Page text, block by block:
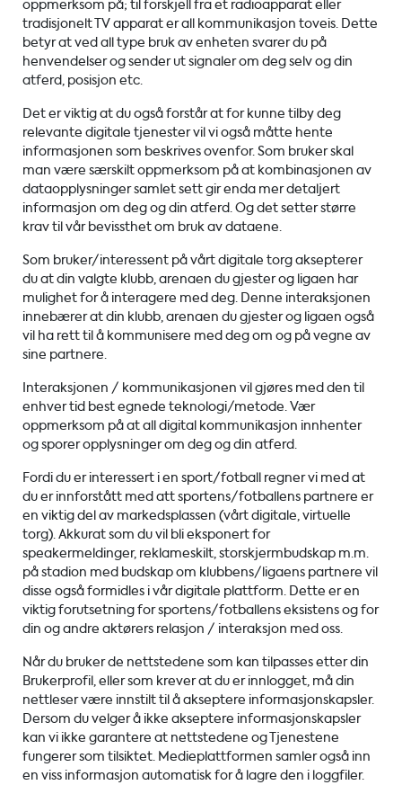
oppmerksom på; til forskjell fra et radioapparat eller
tradisjonelt TV apparat er all kommunikasjon toveis. Dette
betyr at ved all type bruk av enheten svarer du på
henvendelser og sender ut signaler om deg selv og din
atferd, posisjon etc.
Det er viktig at du også forstår at for kunne tilby deg
relevante digitale tjenester vil vi også måtte hente
informasjonen som beskrives ovenfor. Som bruker skal
man være særskilt oppmerksom på at kombinasjonen av
dataopplysninger samlet sett gir enda mer detaljert
informasjon om deg og din atferd. Og det setter større
krav til vår bevissthet om bruk av dataene.
Som bruker/interessent på vårt digitale torg aksepterer
du at din valgte klubb, arenaen du gjester og ligaen har
mulighet for å interagere med deg. Denne interaksjonen
innebærer at din klubb, arenaen du gjester og ligaen også
vil ha rett til å kommunisere med deg om og på vegne av
sine partnere.
Interaksjonen / kommunikasjonen vil gjøres med den til
enhver tid best egnede teknologi/metode. Vær
oppmerksom på at all digital kommunikasjon innhenter
og sporer opplysninger om deg og din atferd.
Fordi du er interessert i en sport/fotball regner vi med at
du er innforstått med att sportens/fotballens partnere er
en viktig del av markedsplassen (vårt digitale, virtuelle
torg). Akkurat som du vil bli eksponert for
speakermeldinger, reklameskilt, storskjermbudskap m.m.
på stadion med budskap om klubbens/ligaens partnere vil
disse også formidles i vår digitale plattform. Dette er en
viktig forutsetning for sportens/fotballens eksistens og for
din og andre aktørers relasjon / interaksjon med oss.
Når du bruker de nettstedene som kan tilpasses etter din
Brukerprofil, eller som krever at du er innlogget, må din
nettleser være innstilt til å akseptere informasjonskapsler.
Dersom du velger å ikke akseptere informasjonskapsler
kan vi ikke garantere at nettstedene og Tjenestene
fungerer som tilsiktet. Medieplattformen samler også inn
en viss informasjon automatisk for å lagre den i loggfiler.